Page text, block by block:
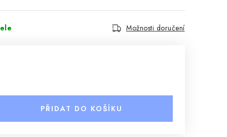
Možnosti doručení
PŘIDAT DO KOŠÍKU